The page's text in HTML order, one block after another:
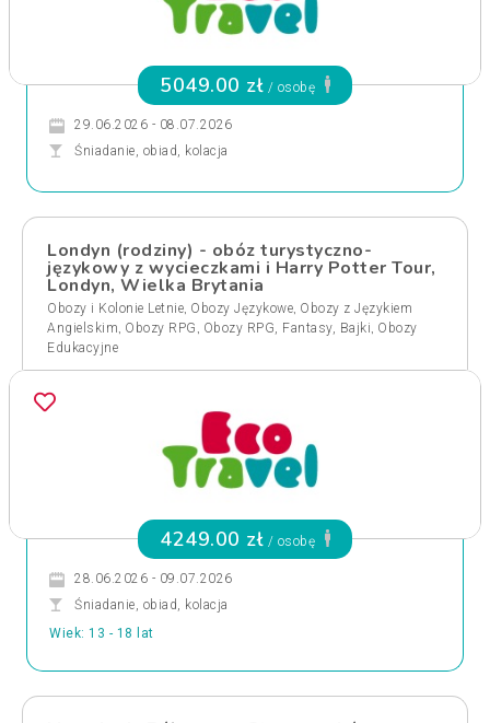
5049.00 zł / osobę
29.06.2026 - 08.07.2026
Śniadanie, obiad, kolacja
Londyn (rodziny) - obóz turystyczno-
językowy z wycieczkami i Harry Potter Tour,
Londyn, Wielka Brytania
Obozy i Kolonie Letnie, Obozy Językowe, Obozy z Językiem
Angielskim, Obozy RPG , Obozy RPG, Fantasy, Bajki, Obozy
Edukacyjne
4249.00 zł / osobę
28.06.2026 - 09.07.2026
Śniadanie, obiad, kolacja
Wiek: 13 - 18 lat